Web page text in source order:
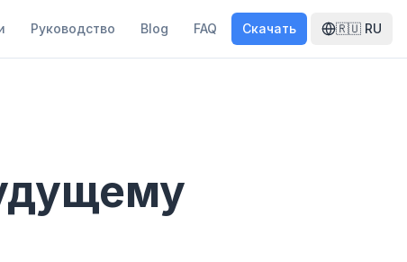
Руководство Blog FAQ Скачать 🇷🇺 RU